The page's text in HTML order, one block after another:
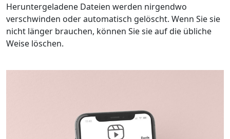
Heruntergeladene Dateien werden nirgendwo
verschwinden oder automatisch gelöscht. Wenn Sie sie
nicht länger brauchen, können Sie sie auf die übliche
Weise löschen.